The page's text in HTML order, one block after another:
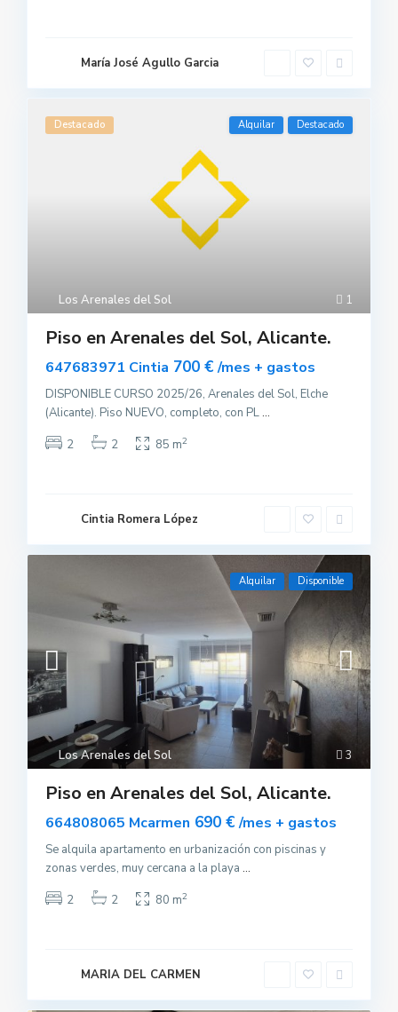
María José Agullo Garcia
1
Los Arenales del Sol
Destacado Alquilar Destacado
Piso en Arenales del Sol, Alicante.
647683971 Cintia 700 €/mes + gastos
DISPONIBLE CURSO 2025/26, Arenales del Sol, Elche
(Alicante). Piso NUEVO, completo, con PL...
2
2 85 m2
Cintia Romera López
3
Los Arenales del Sol
Alquilar Disponible
Piso en Arenales del Sol, Alicante.
664808065 Mcarmen 690 €/mes + gastos
Se alquila apartamento en urbanización con piscinas y
zonas verdes, muy cercana a la playa ...
2
2 80 m2
MARIA DEL CARMEN